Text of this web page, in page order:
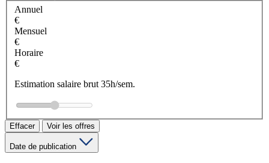
Annuel
€
Mensuel
€
Horaire
€
Estimation salaire brut 35h/sem.
Effacer Voir les offres
Date de publication